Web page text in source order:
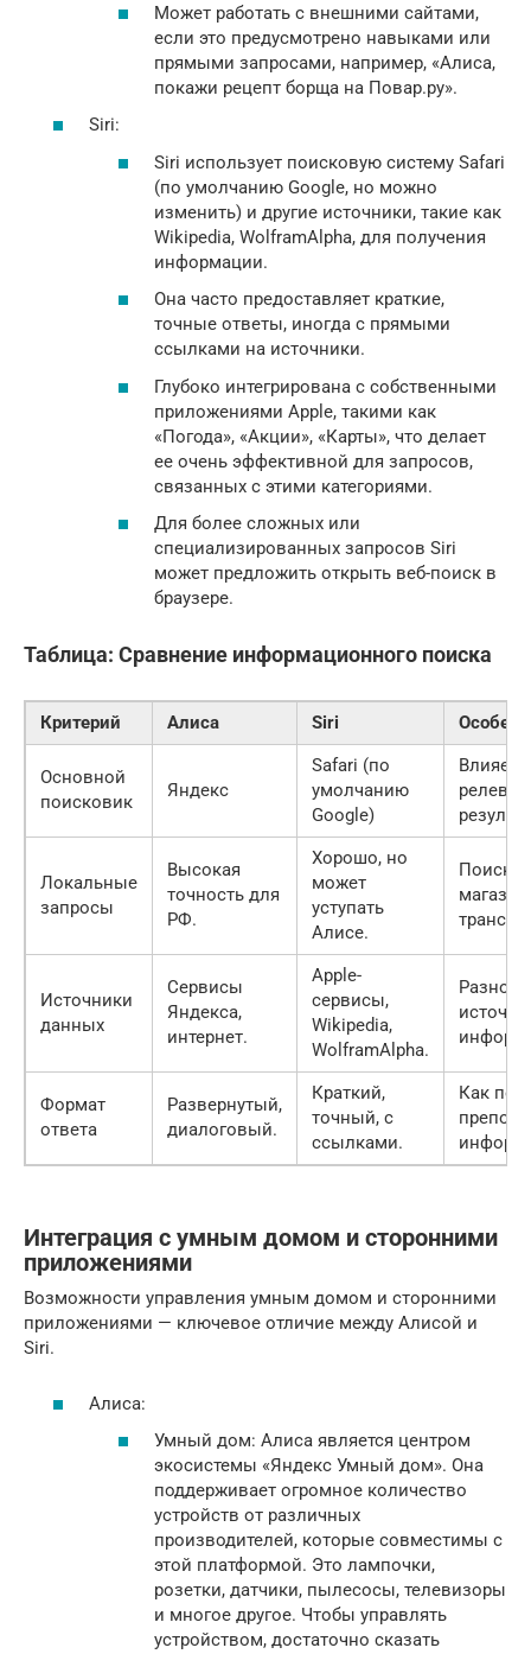
Может работать с внешними сайтами,
если это предусмотрено навыками или
прямыми запросами, например, «Алиса,
покажи рецепт борща на Повар.ру».
Siri:
Siri использует поисковую систему Safari
(по умолчанию Google, но можно
изменить) и другие источники, такие как
Wikipedia, WolframAlpha, для получения
информации.
Она часто предоставляет краткие,
точные ответы, иногда с прямыми
ссылками на источники.
Глубоко интегрирована с собственными
приложениями Apple, такими как
«Погода», «Акции», «Карты», что делает
ее очень эффективной для запросов,
связанных с этими категориями.
Для более сложных или
специализированных запросов Siri
может предложить открыть веб-поиск в
браузере.
Таблица: Сравнение информационного поиска
Критерий Алиса Siri
Основной
поисковик
Яндекс
Safari (по
умолчанию
Google)
Влияет
Локальные
запросы
Высокая
точность для
РФ.
Хорошо, но
может
уступать
Алисе.
Поиск
Источники
данных
Сервисы
Яндекса,
интернет.
Apple-
сервисы,
Wikipedia,
WolframAlpha.
Формат
ответа
Развернутый,
диалоговый.
Краткий,
точный, с
ссылками.
Как
Интеграция с умным домом и сторонними
приложениями
Возможности управления умным домом и сторонними
приложениями — ключевое отличие между Алисой и
Siri.
Алиса:
Умный дом: Алиса является центром
экосистемы «Яндекс Умный дом». Она
поддерживает огромное количество
устройств от различных
производителей, которые совместимы с
этой платформой. Это лампочки,
розетки, датчики, пылесосы, телевизоры
и многое другое. Чтобы управлять
устройством, достаточно сказать